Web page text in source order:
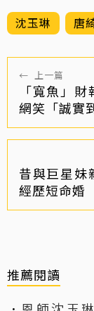
沈玉琳 唐
← 上一篇
「寬魚」
網笑「誠實
昔與巨星妹
經歷短命婚
推薦閱讀